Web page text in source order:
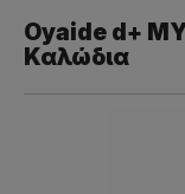
Oyaide d+
Καλώδια